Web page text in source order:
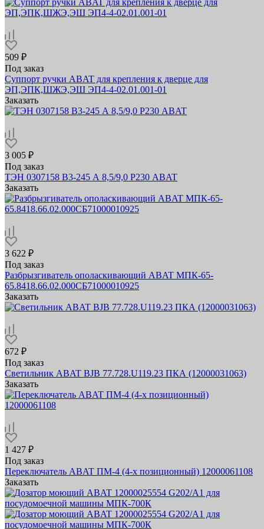
509 ₽
Под заказ
Суппорт ручки ABAT для крепления к дверце для
ЭП,ЭПК,ШЖЭ,ЭШ ЭП4-4-02.01.001-01
Заказать
3 005 ₽
Под заказ
ТЭН 0307158 В3-245 А 8,5/9,0 Р230 ABAT
Заказать
3 622 ₽
Под заказ
Разбрызгиватель ополаскивающий ABAT МПК-65-
65.8418.66.02.000СБ71000010925
Заказать
672 ₽
Под заказ
Светильник ABAT BJB 77.728.U119.23 ПКА (12000031063)
Заказать
1 427 ₽
Под заказ
Переключатель ABAT ПМ-4 (4-х позиционный) 12000061108
Заказать